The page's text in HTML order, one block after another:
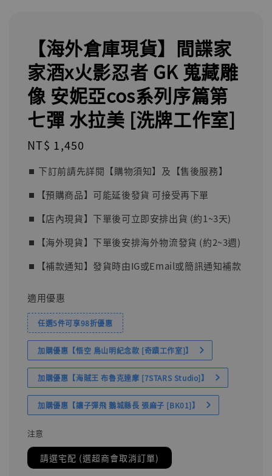
【海外倉庫現貨】間諜家
家酒x火影忍者 GK 蒐藏雕
像 安妮亞cos系列序篇第
七彈 水拉美 [洗牌工作室]
Regular
NT$ 1,450
⏹︎ 下訂前請先詳閱【購物須知】及【售後服務】
⏹︎【預購商品】可能延後發貨 可接受再下單
⏹︎【店內現貨】下單後可立即安排出貨 (約1~3天)
⏹︎【海外現貨】下單後安排海外物流發貨 (約2~3週)
⏹︎【補款通知】發貨時由IG或Email或簡訊通知補款
適用優惠
任選5件可享98折優惠
加購優惠【悟空 鳥山明紀念款 [奇蹟工作室]】
加購優惠【海賊王 布魯克達摩 [7STARS Studio]】
加購優惠【讓子彈飛 鵝城縣長 張麻子 [BK01]】
注意
請選宅配 (選超商會取消訂單)